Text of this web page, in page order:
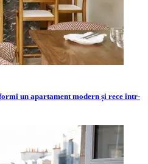
un apartament modern și rece într-